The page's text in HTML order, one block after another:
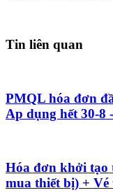
Tin liên quan
PMQL hóa đơn
Ap dụng hết 30-8
Hóa đơn khởi tạo
mua thiết bị) +